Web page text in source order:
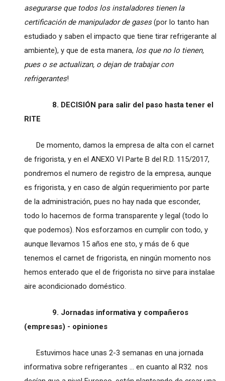
asegurarse que todos los instaladores tienen la
certificación de manipulador de gases(por lo tanto han
estudiado y saben el impacto que tiene tirar refrigerante al
ambiente), y que de esta manera, los que no lo tienen,
pues o se actualizan, o dejan de trabajar con
refrigerantes!
8. DECISIÓN para salir del paso hasta tener el
RITE
De momento, damos la empresa de alta con el carnet
de frigorista, y en el ANEXO VI Parte B del R.D. 115/2017,
pondremos el numero de registro de la empresa, aunque
es frigorista, y en caso de algún requerimiento por parte
de la administración, pues no hay nada que esconder,
todo lo hacemos de forma transparente y legal (todo lo
que podemos). Nos esforzamos en cumplir con todo, y
aunque llevamos 15 años ene sto, y más de 6 que
tenemos el carnet de frigorista, en ningún momento nos
hemos enterado que el de frigorista no sirve para instalae
aire acondicionado doméstico.
9. Jornadas informativa y compañeros
(empresas) - opiniones
Estuvimos hace unas 2-3 semanas en una jornada
informativa sobre refrigerantes ... en cuanto al R32 nos